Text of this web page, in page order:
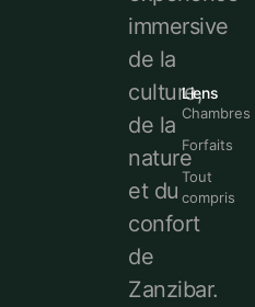
immersive
de la
culture,
de la
nature
et du
confort
de
Zanzibar.
Liens
Chambres
Forfaits
Tout
compris